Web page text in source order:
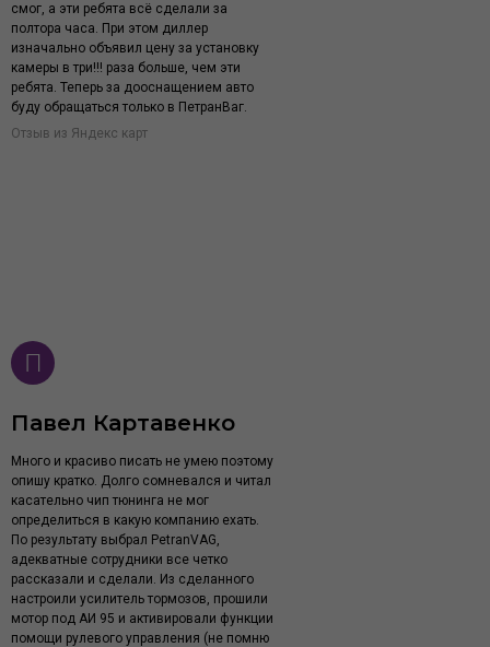
смог, а эти ребята всё сделали за
полтора часа. При этом диллер
изначально объявил цену за установку
камеры в три!!! раза больше, чем эти
ребята. Теперь за дооснащением авто
буду обращаться только в ПетранВаг.
Отзыв из Яндекс карт
Много и красиво писать не умею поэтому
опишу кратко. Долго сомневался и читал
касательно чип тюнинга не мог
определиться в какую компанию ехать.
По результату выбрал PetranVAG,
адекватные сотрудники все четко
рассказали и сделали. Из сделанного
настроили усилитель тормозов, прошили
мотор под АИ 95 и активировали функции
помощи рулевого управления (не помню
Павел Картавенко